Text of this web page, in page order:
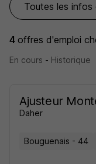
Toutes les infos
4 offres d'emploi
En cours - Historique
Ajusteur
Daher
Bouguenais - 44